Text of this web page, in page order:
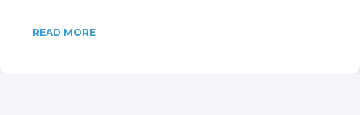
READ MORE